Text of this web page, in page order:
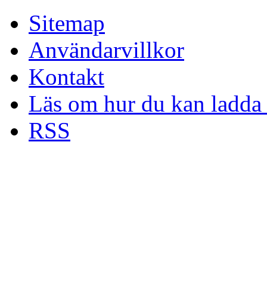
Sitemap
Användarvillkor
Kontakt
Läs om hur du kan
RSS